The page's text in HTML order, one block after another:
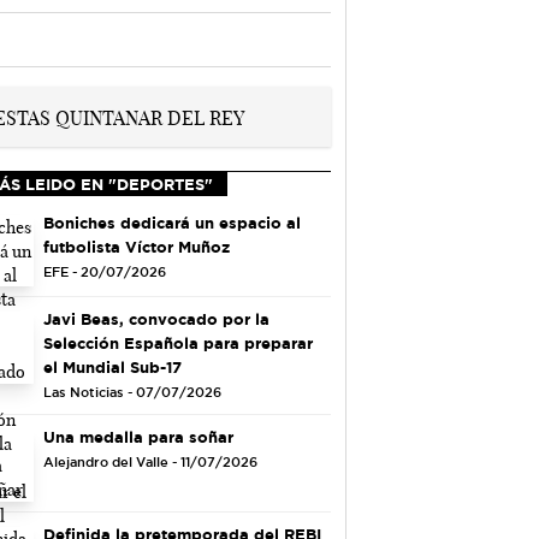
LEIDO EN "DEPORTES"
Boniches dedicará un espacio al
futbolista Víctor Muñoz
EFE - 20/07/2026
Javi Beas, convocado por la
Selección Española para preparar
el Mundial Sub-17
Las Noticias - 07/07/2026
Una medalla para soñar
Alejandro del Valle - 11/07/2026
Definida la pretemporada del REBI